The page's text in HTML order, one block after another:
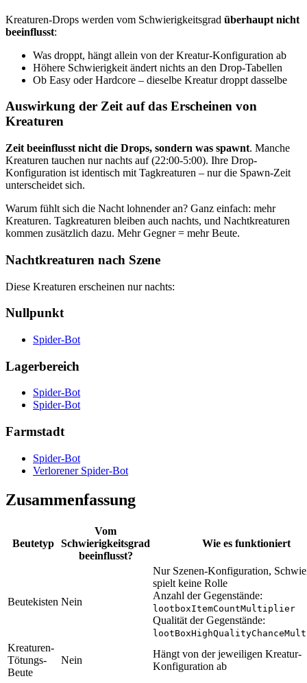
Kreaturen-Drops werden vom Schwierigkeitsgrad überhaupt nicht
beeinflusst:
Was droppt, hängt allein von der Kreatur-Konfiguration ab
Höhere Schwierigkeit ändert nichts an den Drop-Tabellen
Ob Easy oder Hardcore – dieselbe Kreatur droppt dasselbe
Auswirkung der Zeit auf das Erscheinen von
Kreaturen
Zeit beeinflusst nicht die Drops, sondern was spawnt. Manche
Kreaturen tauchen nur nachts auf (22:00-5:00). Ihre Drop-
Konfiguration ist identisch mit Tagkreaturen – nur die Spawn-Zeit
unterscheidet sich.
Warum fühlt sich die Nacht lohnender an? Ganz einfach: mehr
Kreaturen. Tagkreaturen bleiben auch nachts, und Nachtkreaturen
kommen zusätzlich dazu. Mehr Gegner = mehr Beute.
Nachtkreaturen nach Szene
Diese Kreaturen erscheinen nur nachts:
Nullpunkt
Spider-Bot
Lagerbereich
Spider-Bot
Spider-Bot
Farmstadt
Spider-Bot
Verlorener Spider-Bot
Zusammenfassung
Beutetyp
Vom
Schwierigkeitsgrad
beeinflusst?
Wie es funktioniert
Beutekisten Nein
Nur Szenen-Konfiguration,
spielt keine Rolle
Anzahl der Gegenstände:
lootboxItemCountMultiplier
Qualität der Gegenstände:
Kreaturen-
Tötungs-
Beute
Nein
Hängt von der jeweiligen Kreatur-
Konfiguration ab